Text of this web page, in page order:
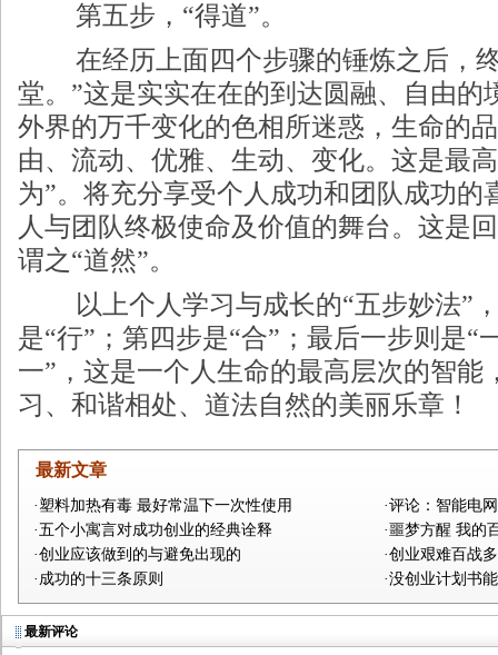
第五步，“得道”。
在经历上面四个步骤的锤炼之后，
堂。”这是实实在在的到达圆融、自由的
外界的万千变化的色相所迷惑，生命的
由、流动、优雅、生动、变化。这是最
为”。将充分享受个人成功和团队成功的
人与团队终极使命及价值的舞台。这是
谓之“道然”。
以上个人学习与成长的“五步妙法”
是“行”；第四步是“合”；最后一步则是“
一”，这是一个人生命的最高层次的智能
习、和谐相处、道法自然的美丽乐章！
最新文章
·塑料加热有毒 最好常温下一次性使用
·评论：智能电
·五个小寓言对成功创业的经典诠释
·噩梦方醒 我的
·创业应该做到的与避免出现的
·创业艰难百战
·成功的十三条原则
·没创业计划书
最新评论